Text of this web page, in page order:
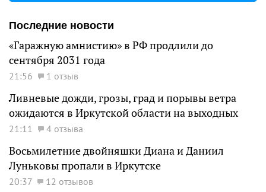
Последние новости
«Гаражную амнистию» в РФ продлили до
сентября 2031 года
21:56 1 отзыв
Ливневые дожди, грозы, град и порывы ветра
ожидаются в Иркутской области на выходных
21:11 4 отзыва
Восьмилетние двойняшки Диана и Даниил
Луньковы пропали в Иркутске
20:37 12 отзывов